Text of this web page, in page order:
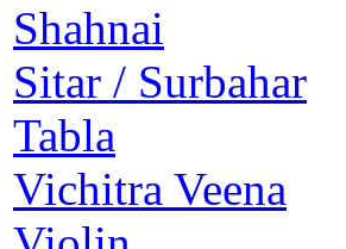
Shahnai
Sitar / Surbahar
Tabla
Vichitra Veena